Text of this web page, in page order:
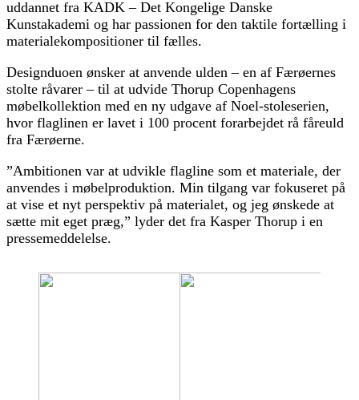
uddannet fra KADK – Det Kongelige Danske
Kunstakademi og har passionen for den taktile fortælling i
materialekompositioner til fælles.
Designduoen ønsker at anvende ulden – en af Færøernes
stolte råvarer – til at udvide Thorup Copenhagens
møbelkollektion med en ny udgave af Noel-stoleserien,
hvor flaglinen er lavet i 100 procent forarbejdet rå fåreuld
fra Færøerne.
”Ambitionen var at udvikle flagline som et materiale, der
anvendes i møbelproduktion. Min tilgang var fokuseret på
at vise et nyt perspektiv på materialet, og jeg ønskede at
sætte mit eget præg,” lyder det fra Kasper Thorup i en
pressemeddelelse.